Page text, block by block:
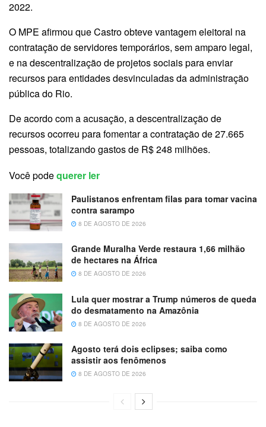
2022.
O MPE afirmou que Castro obteve vantagem eleitoral na
contratação de servidores temporários, sem amparo legal,
e na descentralização de projetos sociais para enviar
recursos para entidades desvinculadas da administração
pública do Rio.
De acordo com a acusação, a descentralização de
recursos ocorreu para fomentar a contratação de 27.665
pessoas, totalizando gastos de R$ 248 milhões.
Você podequerer ler
Paulistanos enfrentam filas para tomar vacina
contra sarampo
8 DE AGOSTO DE 2026
Grande Muralha Verde restaura 1,66 milhão
de hectares na África
8 DE AGOSTO DE 2026
Lula quer mostrar a Trump números de queda
do desmatamento na Amazônia
8 DE AGOSTO DE 2026
Agosto terá dois eclipses; saiba como
assistir aos fenômenos
8 DE AGOSTO DE 2026